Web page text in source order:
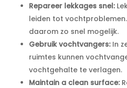
Repareer lekkages snel:
leiden tot
daarom zo snel mogelijk.​
Gebruik vochtvangers:In
ruimtes kunnen
vochtgehalte te verlagen.​
Maintain a clean surface: